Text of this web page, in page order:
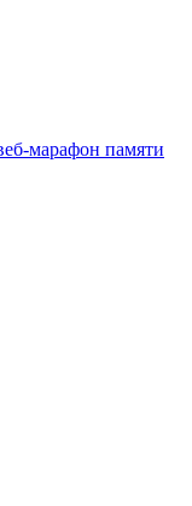
марафон памяти